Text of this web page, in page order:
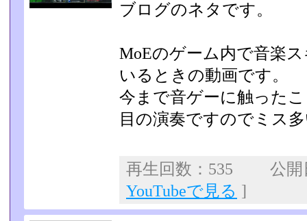
ブログのネタです。
MoEのゲーム内で音楽
いるときの動画です。
今まで音ゲーに触った
目の演奏ですのでミス
再生回数：535 公
YouTubeで見る ]